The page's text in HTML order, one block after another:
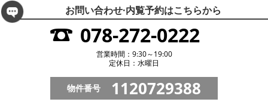
お問い合わせ·内覧予約はこちらから
078-272-0222
営業時間：9:30～19:00
定休日：水曜日
物件番号 1120729388